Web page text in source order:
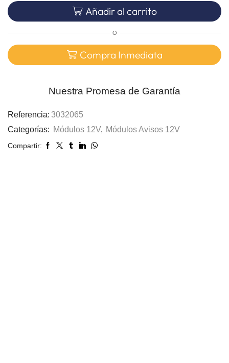
Añadir al carrito
O
Compra Inmediata
Nuestra Promesa de Garantía
Referencia: 3032065
Categorías: Módulos 12V, Módulos Avisos 12V
Compartir: